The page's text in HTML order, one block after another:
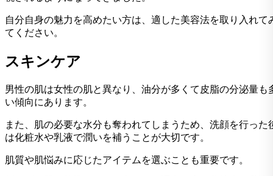
自分自身の魅力を高めたい方は、適した美容法を取り入れて
てください。
スキンケア
男性の肌は女性の肌と異なり、油分が多くて皮脂の分泌量も
い傾向にあります。
また、肌の必要な水分も奪われてしまうため、洗顔を行った
は化粧水や乳液で潤いを補うことが大切です。
肌質や肌悩みに応じたアイテムを選ぶことも重要です。